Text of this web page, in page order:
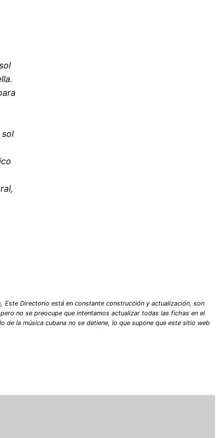
sol
. Este Directorio está en constante construcción y actualización, son
no se preocupe que intentamos actualizar todas las fichas en el
la música cubana no se detiene, lo que supone que este sitio web